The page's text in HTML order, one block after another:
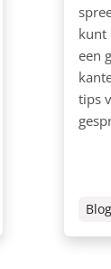
kunt
een
tips
Blog